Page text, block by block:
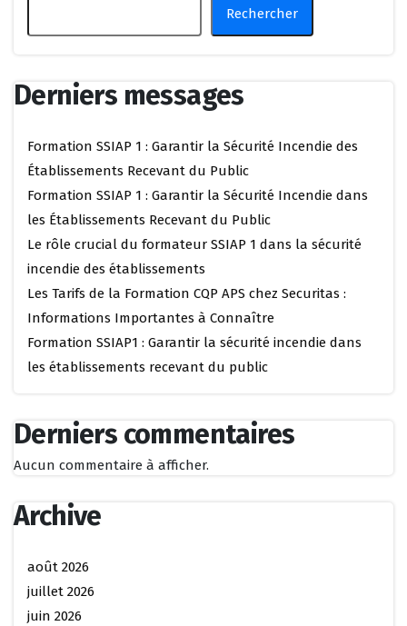
Rechercher
Derniers messages
Formation SSIAP 1 : Garantir la Sécurité Incendie des
Établissements Recevant du Public
Formation SSIAP 1 : Garantir la Sécurité Incendie dans
les Établissements Recevant du Public
Le rôle crucial du formateur SSIAP 1 dans la sécurité
incendie des établissements
Les Tarifs de la Formation CQP APS chez Securitas :
Informations Importantes à Connaître
Formation SSIAP1 : Garantir la sécurité incendie dans
les établissements recevant du public
Derniers commentaires
Aucun commentaire à afficher.
Archive
août 2026
juillet 2026
juin 2026